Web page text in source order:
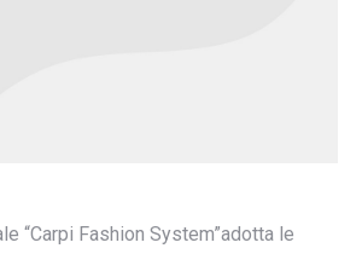
“Carpi Fashion System”adotta le